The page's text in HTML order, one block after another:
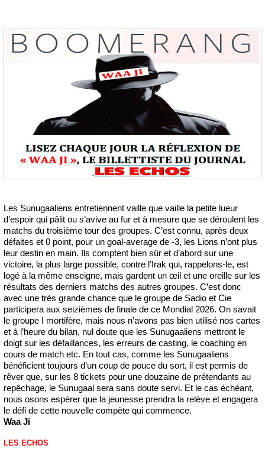
Les Sunugaaliens entretiennent vaille que vaille la petite lueur
d’espoir qui pâlit ou s’avive au fur et à mesure que se déroulent les
matchs du troisième tour des groupes. C’est connu, après deux
défaites et 0 point, pour un goal-average de -3, les Lions n’ont plus
leur destin en main. Ils comptent bien sûr et d’abord sur une
victoire, la plus large possible, contre l’Irak qui, rappelons-le, est
logé à la même enseigne, mais gardent un œil et une oreille sur les
résultats des derniers matchs des autres groupes. C’est donc
avec une très grande chance que le groupe de Sadio et Cie
participera aux seizièmes de finale de ce Mondial 2026. On savait
le groupe I mortifère, mais nous n’avons pas bien utilisé nos cartes
et à l’heure du bilan, nul doute que les Sunugaaliens mettront le
doigt sur les défaillances, les erreurs de casting, le coaching en
cours de match etc. En tout cas, comme les Sunugaaliens
bénéficient toujours d’un coup de pouce du sort, il est permis de
rêver que, sur les 8 tickets pour une douzaine de prétendants au
repêchage, le Sunugaal sera sans doute servi. Et le cas échéant,
nous osons espérer que la jeunesse prendra la relève et engagera
le défi de cette nouvelle compète qui commence.
Waa Ji
LES ECHOS